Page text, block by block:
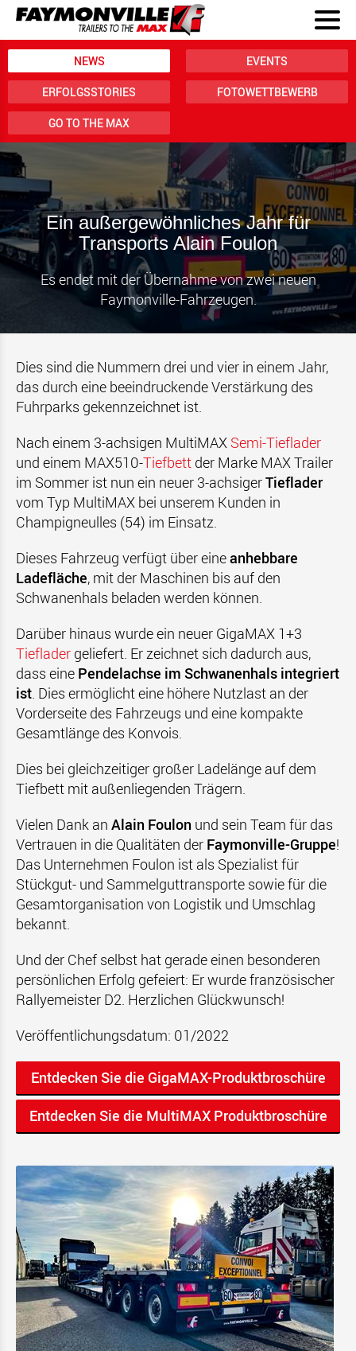
NEWS EVENTS
ERFOLGSSTORIES FOTOWETTBEWERB
GO TO THE MAX
Ein außergewöhnliches Jahr für
Transports Alain Foulon
Es endet mit der Übernahme von zwei neuen
Faymonville-Fahrzeugen.
Dies sind die Nummern drei und vier in einem Jahr,
das durch eine beeindruckende Verstärkung des
Fuhrparks gekennzeichnet ist.
Nach einem 3-achsigen MultiMAX Semi-Tieflader
und einem MAX510-Tiefbett der Marke MAX Trailer
im Sommer ist nun ein neuer 3-achsigerTieflader
vom Typ MultiMAX bei unserem Kunden in
Champigneulles (54) im Einsatz.
Dieses Fahrzeug verfügt über eineanhebbare
Ladefläche, mit der Maschinen bis auf den
Schwanenhals beladen werden können.
Darüber hinaus wurde ein neuer GigaMAX 1+3
Tieflader geliefert. Er zeichnet sich dadurch aus,
dass eine Pendelachse im Schwanenhals integriert
ist. Dies ermöglicht eine höhere Nutzlast an der
Vorderseite des Fahrzeugs und eine kompakte
Gesamtlänge des Konvois.
Dies bei gleichzeitiger großer Ladelänge auf dem
Tiefbett mit außenliegenden Trägern.
Vielen Dank an Alain Foulon und sein Team für das
Vertrauen in die Qualitäten der Faymonville-Gruppe!
Das Unternehmen Foulon ist als Spezialist für
Stückgut- und Sammelguttransporte sowie für die
Gesamtorganisation von Logistik und Umschlag
bekannt.
Und der Chef selbst hat gerade einen besonderen
persönlichen Erfolg gefeiert: Er wurde französischer
Rallyemeister D2. Herzlichen Glückwunsch!
Veröffentlichungsdatum: 01/2022
Entdecken Sie die GigaMAX-Produktbroschüre
Entdecken Sie die MultiMAX Produktbroschüre